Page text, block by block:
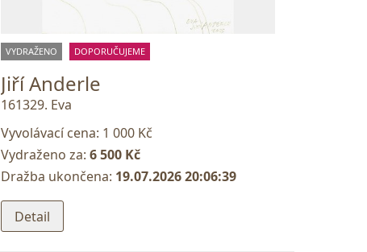
VYDRAŽENO DOPORUČUJEME
Jiří Anderle
161329. Eva
Vyvolávací cena: 1 000 Kč
Vydraženo za: 6 500 Kč
Dražba ukončena: 19.07.2026 20:06:39
Detail